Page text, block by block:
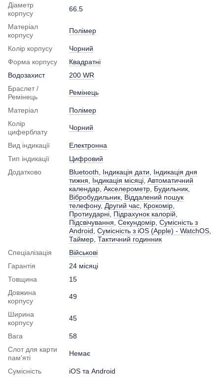
Діаметр
корпусу
66.5
Матеріал
корпусу
Полімер
Колір корпусу
Чорний
Форма корпусу
Квадратні
Водозахист
200 WR
Браслет /
Ремінець
Ремінець
Матеріал
Полімер
Колір
циферблату
Чорний
Вид індикації
Електронна
Тип індикації
Цифровий
Додатково
Bluetooth Індикація дати
Індикація дня
тижня
Індикація місяці Автоматичний
календар Акселерометр Будильник
Вібробудильник Віддалений пошук
телефону, Другий час Крокомір
Протиударні Підрахунок калорій
Підсвічування Секундомір Сумісність з
Android Сумісність з iOS (Apple) - WatchOS
Таймер Тактичний годинник
Спеціалізація
Військові
Гарантія
24 місяці
Товщина
15
Довжина
корпусу
49
Ширина
корпусу
45
Вага
58
Слот для карти
пам'яті
Немає
Сумісність iOS та Android